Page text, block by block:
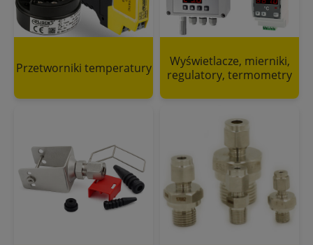
Przetworniki temperatury
Wyświetlacze, mierniki,
regulatory, termometry